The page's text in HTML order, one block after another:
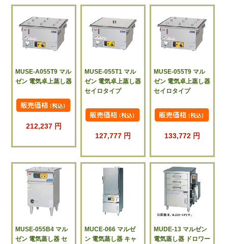
MUSE-A055T9 マル
ゼン 電気卓上蒸し器
212,237 円
MUSE-055T1 マル
ゼン 電気卓上蒸し器
セイロタイプ
127,777 円
MUSE-055T9 マル
ゼン 電気卓上蒸し器
セイロタイプ
133,772 円
MUSE-055B4 マル
ゼン 電気蒸し器 セ
MUCE-066 マルゼ
ン 電気蒸し器 キャ
MUDE-13 マルゼン
電気蒸し器 ドロワー